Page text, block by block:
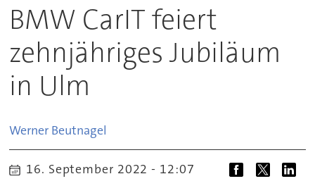
BMW CarIT feiert
zehnjähriges Jubiläum
in Ulm
Werner Beutnagel
16. September 2022 - 12:07